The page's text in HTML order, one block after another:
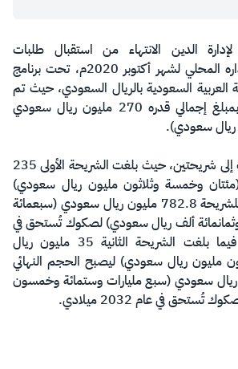
الدين الانتهاء من استقبال طلبات
المستثمرين على إصداره المحلي لشهر أكتوبر 2020م، تحت برنامج
السعودية بالريال السعودي، حيث تم
تحديد حجم الإصدار بمبلغ إجمالي قدره 270 مليون ريال سعودي
ريال سعودي).
وقد قسمت الإصدارات إلى شريحتين، حيث بلغت الشريحة الأولى 235
وخمسة وثلاثون مليون ريال سعودي)
ليصبح الحجم النهائي للشريحة 782.8 مليون ريال سعودي (سبعمائة
وثمانمائة ألف ريال سعودي) لصكوك تُستحق في
عام 2027 ميلادي، فيما بلغت الشريحة الثانية 35 مليون ريال
مليون ريال سعودي) ليصبح الحجم النهائي
7,650 مليار ريال سعودي (سبع مليارات وستمائة وخمسون
في عام 2032 ميلادي.